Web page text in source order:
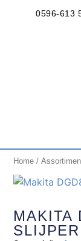
0596-613
Home /
MAKITA
SLIJPER